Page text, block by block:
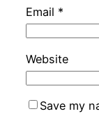
Email *
Website
Save my